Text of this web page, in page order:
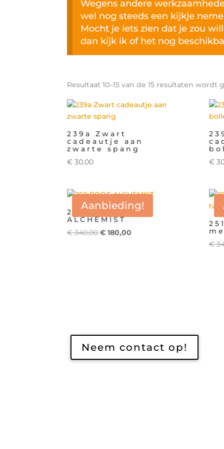
Wegens andere
wel nog steeds een kijkje
Mocht je iets zien dat je zou
dan kijk ik of het nog
Resultaat 10–15 van de 15 resultaten wordt
239a Zwart
cadeautje aan
zwarte spang
€ 30,00
€
Aanbieding!
250 RODE
ALCHEMIST
€340,00Oorspronkelijke
€ 180,00
€
Neem contact op!